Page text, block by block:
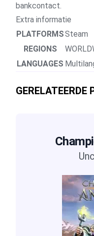
bankcontact.
Extra informatie
PLATFORMSSteam
REGIONS
LANGUAGES
GERELATEERDE